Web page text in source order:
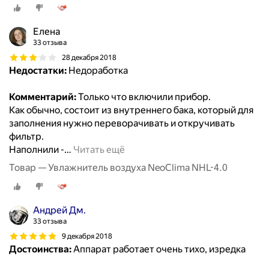
Елена
33 отзыва
28 декабря 2018
Недостатки: Недоработка
Комментарий:Только что включили прибор.
Как обычно, состоит из внутреннего бака, который для
заполнения нужно переворачивать и откручивать
фильтр.
Наполнили -… Читать ещё
Товар — Увлажнитель воздуха NeoClima NHL-4.0
Андрей Дм.
33 отзыва
9 декабря 2018
Достоинства:Аппарат работает очень тихо, изредка